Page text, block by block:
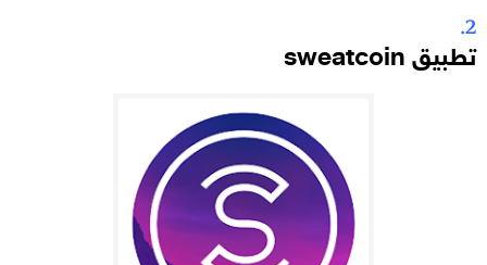
2.
تطبيق sweatcoin